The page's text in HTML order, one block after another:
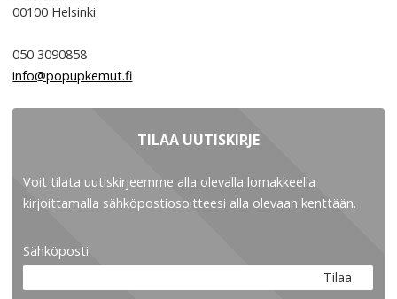
00100 Helsinki
050 3090858
info@popupkemut.fi
TILAA UUTISKIRJE
Voit tilata uutiskirjeemme alla olevalla lomakkeella
kirjoittamalla sähköpostiosoitteesi alla olevaan kenttään.
Sähköposti
Tilaa